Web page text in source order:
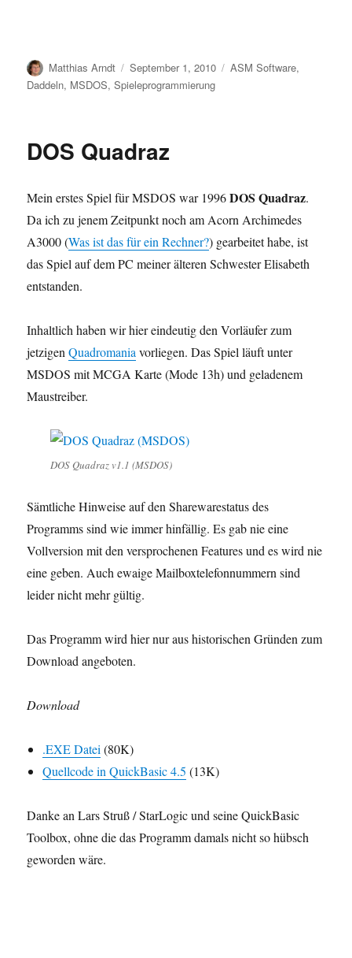
Author
Matthias Arndt
Posted
on
September 1, 2010 Categories
ASM Software,
Daddeln, MSDOS,Spieleprogrammierung
DOS Quadraz
Mein erstes Spiel für MSDOS war 1996DOS Quadraz.
Da ich zu jenem Zeitpunkt noch am Acorn Archimedes
A3000 (Was ist das für ein Rechner?) gearbeitet habe, ist
das Spiel auf dem PC meiner älteren Schwester Elisabeth
entstanden.
Inhaltlich haben wir hier eindeutig den Vorläufer zum
jetzigenQuadromania vorliegen. Das Spiel läuft unter
MSDOS mit MCGA Karte (Mode 13h) und geladenem
Maustreiber.
DOS Quadraz v1.1 (MSDOS)
Sämtliche Hinweise auf den Sharewarestatus des
Programms sind wie immer hinfällig. Es gab nie eine
Vollversion mit den versprochenen Features und es wird nie
eine geben. Auch ewaige Mailboxtelefonnummern sind
leider nicht mehr gültig.
Das Programm wird hier nur aus historischen Gründen zum
Download angeboten.
Download
.EXE Datei (80K)
Quellcode in QuickBasic 4.5 (13K)
Danke an Lars Struß / StarLogic und seine QuickBasic
Toolbox, ohne die das Programm damals nicht so hübsch
geworden wäre.